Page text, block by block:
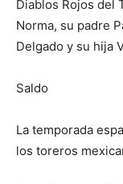
Diablos Rojos del
Norma, su padre
Delgado y su hija
Saldo
La temporada
los toreros